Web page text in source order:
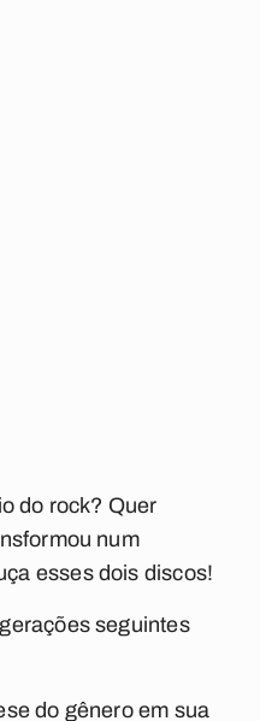
do rock? Quer
num
esses dois discos!
seguintes
do gênero em sua